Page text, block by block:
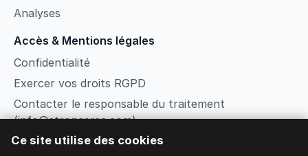
Analyses
Accès & Mentions légales
Confidentialité
Exercer vos droits RGPD
Contacter le responsable du traitement
(info@strongersc.com)
Conditions
Ce site utilise des cookies